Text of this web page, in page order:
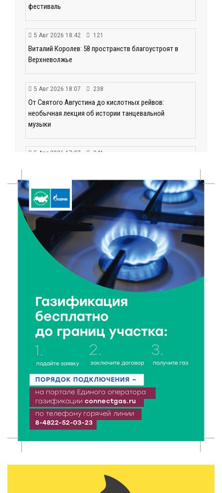
фестиваль
5 Авг 2026 18:42 121
Виталий Королев: 58 пространств благоустроят в
Верхневолжье
5 Авг 2026 18:07 238
От Святого Августина до кислотных рейвов:
необычная лекция об истории танцевальной
музыки
5 Авг 2026 17:07 241
Витязи — Духовщина — Белый — Нелидово в
Тверской области
5 Авг 2026 16:32 295
«Зарядка со стражем порядка»: как в Нелидово
приобщают детей к здоровому образу жизни
5 Авг 2026 16:02 262
Спорт и дисциплина: транспортные полицейские
Вышнего Волочка провели зарядку для школьников
Виталий Королев дал старт новым туристическим
проектам в регионе
5 Авг 2026 15:32 283
В Калининском округе отметят День
физкультурника масштабной Спартакиадой
5 Авг 2026 15:25 227